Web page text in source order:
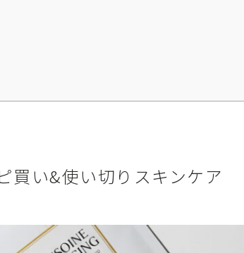
買い&使い切りスキンケア